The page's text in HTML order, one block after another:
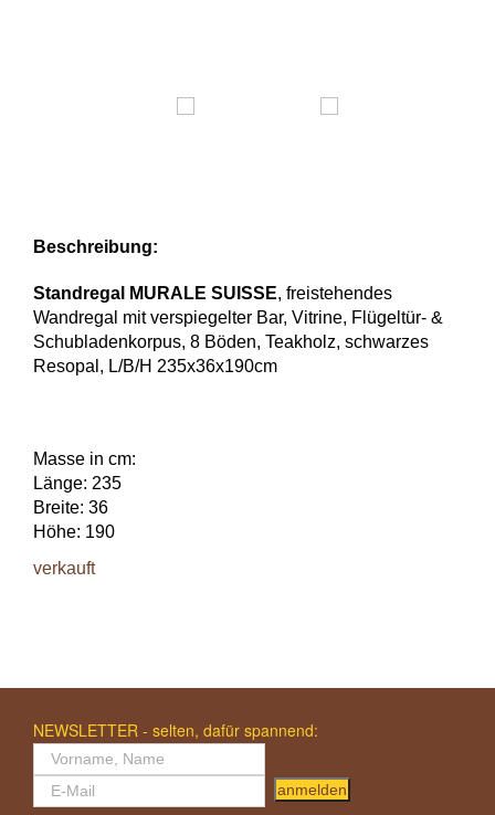
Beschreibung:
Standregal MURALE SUISSE, freistehendes
Wandregal mit verspiegelter Bar, Vitrine, Flügeltür- &
Schubladenkorpus, 8 Böden, Teakholz, schwarzes
Resopal, L/B/H 235x36x190cm
Masse in cm:
Länge: 235
Breite: 36
Höhe: 190
verkauft
NEWSLETTER - selten, dafür spannend:
anmelden